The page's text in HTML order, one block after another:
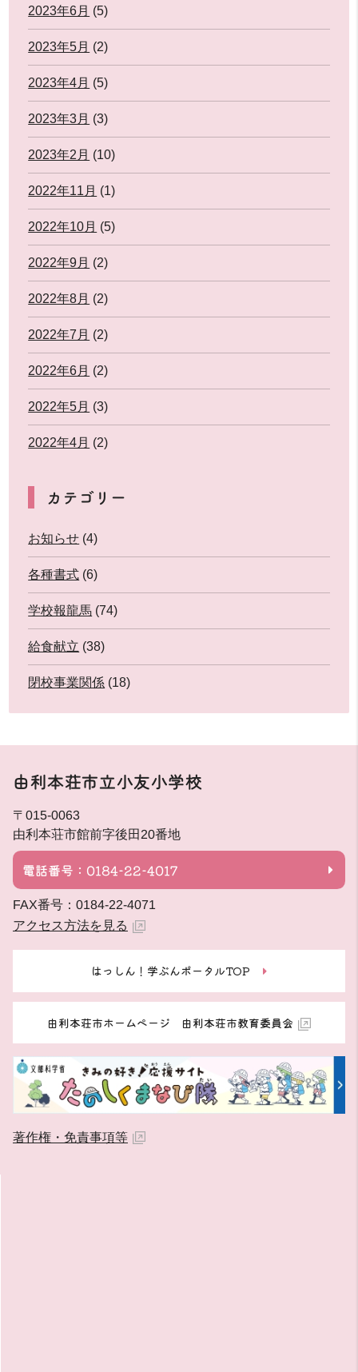
2023年6月 (5)
2023年5月 (2)
2023年4月 (5)
2023年3月 (3)
2023年2月 (10)
2022年11月 (1)
2022年10月 (5)
2022年9月 (2)
2022年8月 (2)
2022年7月 (2)
2022年6月 (2)
2022年5月 (3)
2022年4月 (2)
カテゴリー
お知らせ (4)
各種書式 (6)
学校報龍馬 (74)
給食献立 (38)
閉校事業関係 (18)
由利本荘市立小友小学校
〒015-0063
由利本荘市館前字後田20番地
電話番号：0184-22-4017
FAX番号：0184-22-4071
アクセス方法を見る
はっしん！学ぶんポータルTOP
由利本荘市ホームページ 由利本荘市教育委員会
著作権・免責事項等